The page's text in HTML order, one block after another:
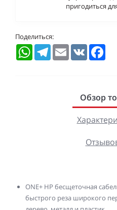
пригодиться
Поделиться:
WhatsAppTelegramEmail VK
Обзор
ONE+ HP бесщеточная
быстрого реза широкого